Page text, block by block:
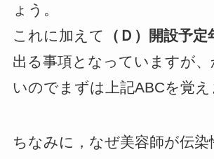
ょう。
これに加えて
（Ｄ）開設予定
出る事項となっていますが
いのでまずは上記ABCを覚え
ちなみに，なぜ美容師が伝染